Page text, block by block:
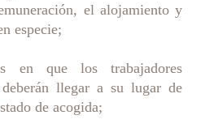
el alojamiento y
especie;
en que los trabajadores
deberán llegar a su lugar de
de acogida;